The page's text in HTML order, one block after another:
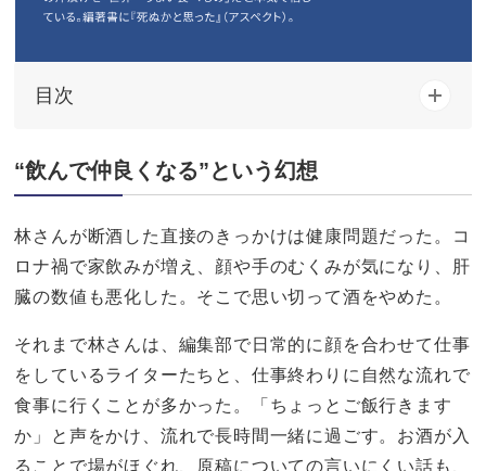
目次
“飲んで仲良くなる”という幻想
林さんが断酒した直接のきっかけは健康問題だった。コ
ロナ禍で家飲みが増え、顔や手のむくみが気になり、肝
臓の数値も悪化した。そこで思い切って酒をやめた。
それまで林さんは、編集部で日常的に顔を合わせて仕事
をしているライターたちと、仕事終わりに自然な流れで
食事に行くことが多かった。「ちょっとご飯行きます
か」と声をかけ、流れで長時間一緒に過ごす。お酒が入
ることで場がほぐれ、原稿についての言いにくい話も、